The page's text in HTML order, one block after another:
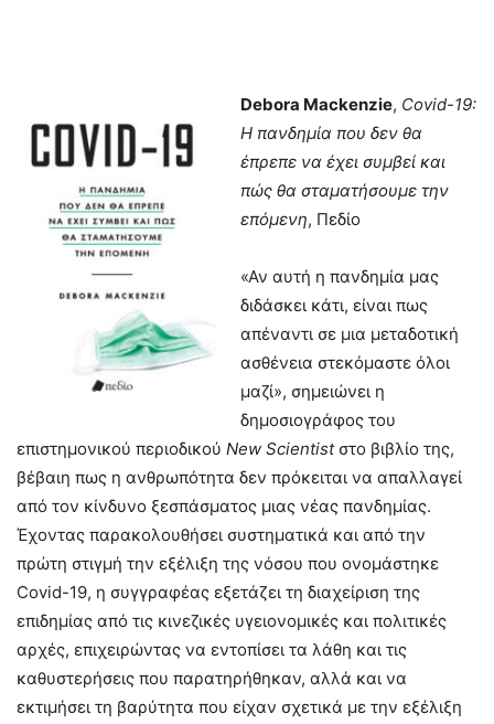
Debora Mackenzie, Covid-19:
Η πανδημία που δεν θα
έπρεπε να έχει συμβεί και
πώς θα σταματήσουμε την
επόμενη, Πεδίο
«Αν αυτή η πανδημία μας
διδάσκει κάτι, είναι πως
απέναντι σε μια μεταδοτική
ασθένεια στεκόμαστε όλοι
μαζί», σημειώνει η
δημοσιογράφος του
επιστημονικού περιοδικού New Scientistστο βιβλίο της,
βέβαιη πως η ανθρωπότητα δεν πρόκειται να απαλλαγεί
από τον κίνδυνο ξεσπάσματος μιας νέας πανδημίας.
Έχοντας παρακολουθήσει συστηματικά και από την
πρώτη στιγμή την εξέλιξη της νόσου που ονομάστηκε
Covid-19, η συγγραφέας εξετάζει τη διαχείριση της
επιδημίας από τις κινεζικές υγειονομικές και πολιτικές
αρχές, επιχειρώντας να εντοπίσει τα λάθη και τις
καθυστερήσεις που παρατηρήθηκαν, αλλά και να
εκτιμήσει τη βαρύτητα που είχαν σχετικά με την εξέλιξη